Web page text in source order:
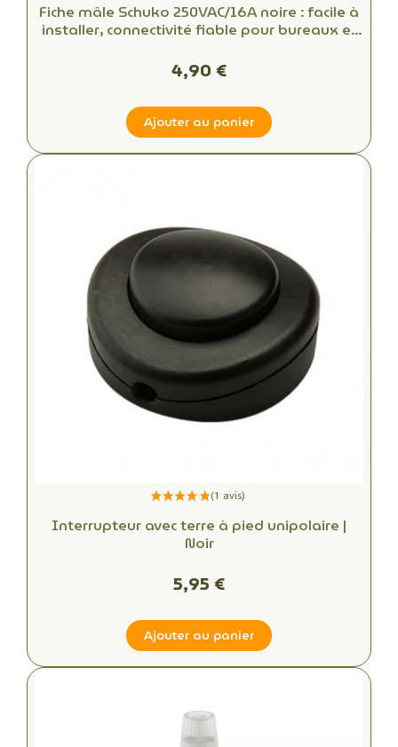
Fiche mâle Schuko 250VAC/16A noire : facile à
installer, connectivité fiable pour bureaux et
4,90 €
Ajouter au panier
Interrupteur avec terre à pied unipolaire |
Noir
5,95 €
Ajouter au panier